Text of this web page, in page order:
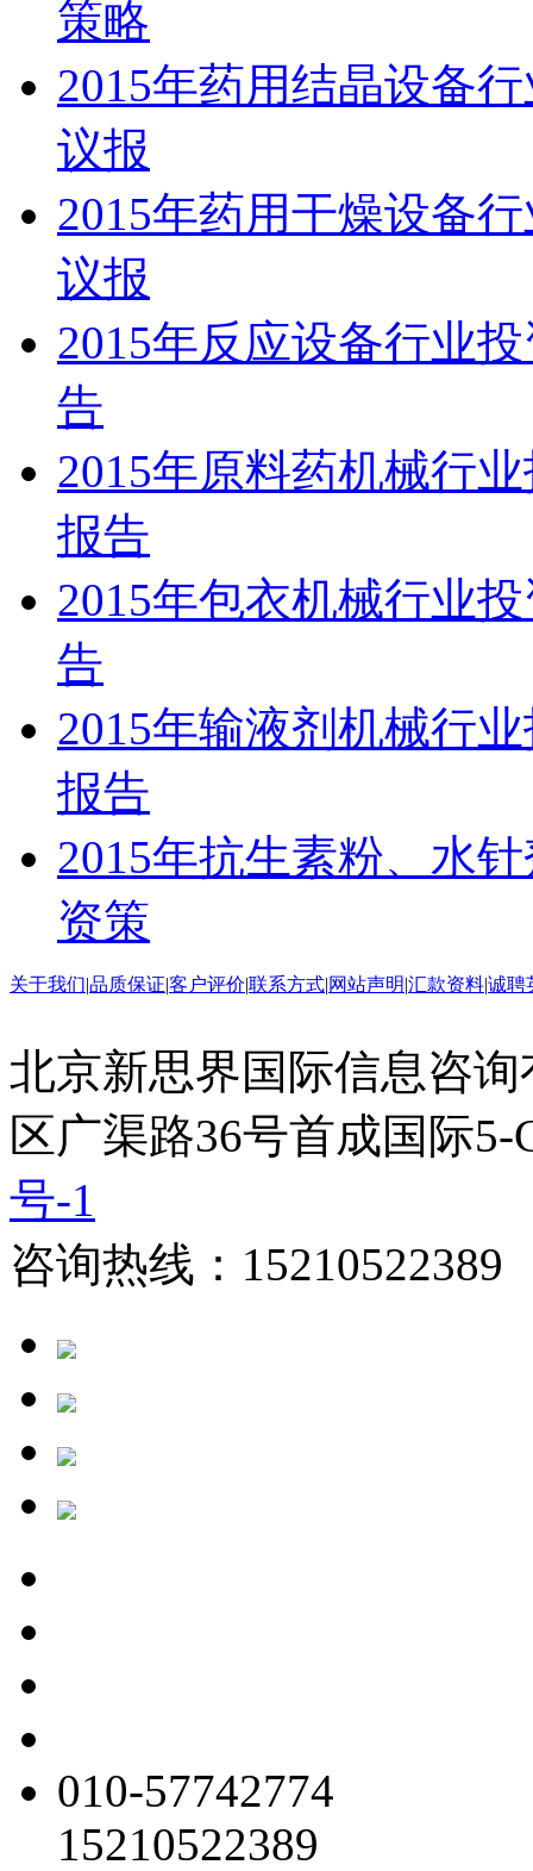
策略
2015年药用结晶设备
议报
2015年药用干燥设备
议报
2015年反应设备行业
告
2015年原料药机械行
报告
2015年包衣机械行业
告
2015年输液剂机械行
报告
2015年抗生素粉、水
资策
关于我们|品质保证|客户评价|联系方式|网站声明|汇款资料|诚聘
北京新思界国际信息咨
区广渠路36号首成国际
号-1
咨询热线：
010-57742774
15210522389